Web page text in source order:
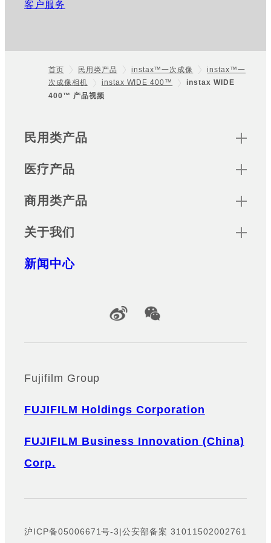
客户服务
Footer
首页 民用类产品 instax™一次成像
instax™一
次成像相机
instax WIDE 400™
instax WIDE
400™ 产品视频
Sitemap
民用类产品
医疗产品
商用类产品
关于我们
新闻中心
Official Social Media Accounts
Fujifilm Group
FUJIFILM Holdings Corporation
FUJIFILM Business Innovation (China)
Corp.
沪ICP备05006671号-3|公安部备案 31011502002761